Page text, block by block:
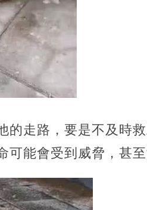
的走路，要是不及時
能會受到威脅，甚